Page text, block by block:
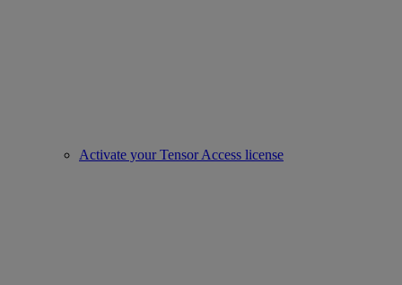
Activate your Tensor Access license